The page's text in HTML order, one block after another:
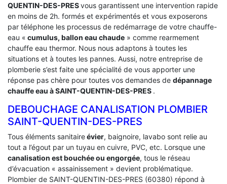
QUENTIN-DES-PRESvous garantissent une intervention rapide
en moins de 2h. formés et expérimentés et vous exposerons
par téléphone les processus de redémarrage de votre chauffe-
eau « cumulus, ballon eau chaude » comme rearmement
chauffe eau thermor. Nous nous adaptons à toutes les
situations et à toutes les pannes. Aussi, notre entreprise de
plomberie s’est faite une spécialité de vous apporter une
réponse pas chère pour toutes vos demandes de dépannage
chauffe eau à SAINT-QUENTIN-DES-PRES .
DEBOUCHAGE CANALISATION PLOMBIER
SAINT-QUENTIN-DES-PRES
Tous éléments sanitaireévier, baignoire, lavabo sont relie au
tout a l’égout par un tuyau en cuivre, PVC, etc. Lorsque une
canalisation est bouchée ou engorgée, tous le réseau
d’évacuation « assainissement » devient problématique.
Plombier de SAINT-QUENTIN-DES-PRES (60380) répond à